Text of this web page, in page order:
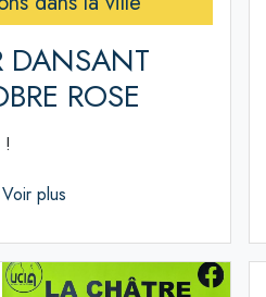
DANSANT
ROSE
!
Voir plus